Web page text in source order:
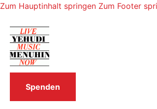
Zum Hauptinhalt springen Zum Footer
Spenden